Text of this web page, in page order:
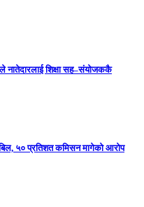
नातेदारलाई शिक्षा सह–संयोजककै
५० प्रतिशत कमिसन मागेको आरोप